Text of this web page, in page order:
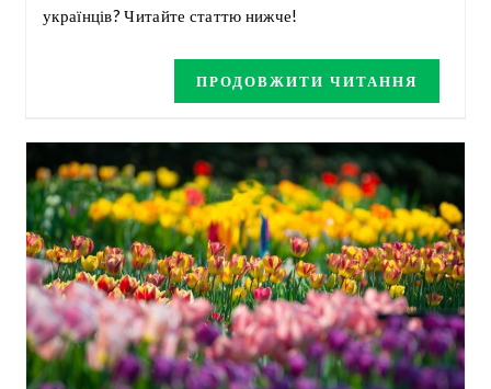
українців? Читайте статтю нижче!
ПРОДОВЖИТИ ЧИТАННЯ